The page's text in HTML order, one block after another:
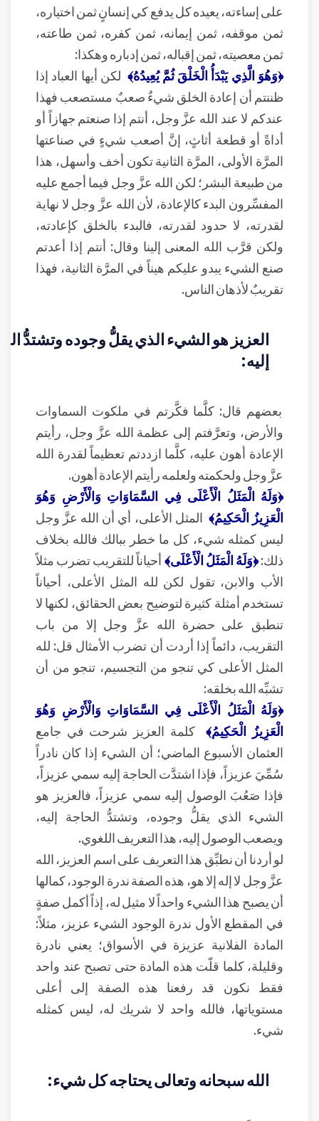
على إساءته، يعيده كل يدفع كي إنسانٍ ثمن اختياره،
ثمن موقفه، ثمن إيمانه، ثمن كفره، ثمن طاعته،
ثمن معصيته، ثمن إقباله، ثمن إدباره وهكذا:
﴿وَهُوَ الَّذِي يَبْدَأُ الْخَلْقَ ثُمَّ يُعِيدُهُ﴾ لكن أيها العباد إذا
ظننتم أن إعادة الخلق شيءٌ صعبٌ مستصعب فهذا
عندكم لا عند الله عزَّ وجل، أنتم إذا صنعتم جهازاً أو
أداةً أو قطعة أثاثٍ، إنَّ أصعب شيءٍ في صناعتها
المرَّة الأولى، المرَّة الثانية تكون أخف وأسهل، هذا
من طبيعة البشر؛ لكن الله عزَّ وجل فيما أجمع عليه
المفسِّرون البدء كالإعادة، لأن الله عزَّ وجل لا نهاية
لقدرته، لا حدود لقدرته، فالبدء بالخلق كإعادته،
ولكن قرَّب الله المعنى إلينا وقال: أنتم إذا أعدتم
صنع الشيء يبدو عليكم هيناً في المرَّة الثانية، فهذا
تقريبٌ لأذهان الناس.
العزيز هو الشيء الذي يقلُّ وجوده وتشتدُّ
إليه:
بعضهم قال: كلَّما فكَّرتم في ملكوت السماوات
والأرض، وتعرَّفتم إلى عظمة الله عزَّ وجل، رأيتم
الإعادة أهون عليه، كلَّما ازددتم تعظيماً لقدرة الله
عزَّ وجل ولحكمته ولعلمه رأيتم الإعادة أهون.
﴿وَلَهُ الْمَثَلُ الْأَعْلَى فِي السَّمَاوَاتِ وَالْأَرْضِ وَهُوَ
الْعَزِيزُ الْحَكِيمُ﴾ المثل الأعلى، أي أن الله عزَّ وجل
ليس كمثله شيء، كل ما خطر ببالك فالله بخلاف
ذلك:﴿وَلَهُ الْمَثَلُ الْأَعْلَى﴾أحياناً للتقريب تضرب مثلاً
الأب والابن، تقول لكن لله المثل الأعلى، أحياناً
تستخدم أمثلة كثيرة لتوضيح بعض الحقائق، لكنها لا
تنطبق على حضرة الله عزَّ وجل إلا من باب
التقريب، دائماً إذا أردت أن تضرب الأمثال قل: لله
المثل الأعلى كي تنجو من التجسيم، تنجو من أن
تشبِّه الله بخلقه:
﴿وَلَهُ الْمَثَلُ الْأَعْلَى فِي السَّمَاوَاتِ وَالْأَرْضِ وَهُوَ
الْعَزِيزُ الْحَكِيمُ﴾ كلمة العزيز شرحت في جامع
العثمان الأسبوع الماضي؛ أن الشيء إذا كان نادراً
سُمِّيَ عزيزاً، فإذا اشتدَّت الحاجة إليه سمي عزيزاً،
فإذا صَعُبَ الوصول إليه سمي عزيزاً، فالعزيز هو
الشيء الذي يقلُّ وجوده، وتشتدُّ الحاجة إليه،
ويصعب الوصول إليه، هذا التعريف اللغوي.
لو أردنا أن نطبِّق هذا التعريف على اسم العزيز، الله
عزَّ وجل لا إله إلا هو، هذه الصفة ندرة الوجود، كمالها
أن يصبح هذا الشيء واحداً لا مثيل له، إذاً أكمل صفةٍ
في المقطع الأول ندرة الوجود الشيء عزيز، مثلاً:
المادة الفلانية عزيزة في الأسواق؛ يعني نادرة
وقليلة، كلما قلّت هذه المادة حتى تصبح عند واحد
فقط نكون قد رفعنا هذه الصفة إلى أعلى
مستوياتها، فالله واحد لا شريك له، ليس كمثله
شيء.
الله سبحانه وتعالى يحتاجه كل شيء: